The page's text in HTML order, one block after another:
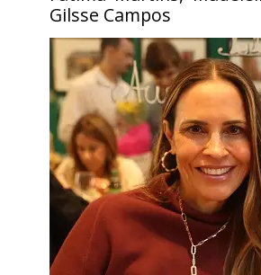
Gilsse Campos